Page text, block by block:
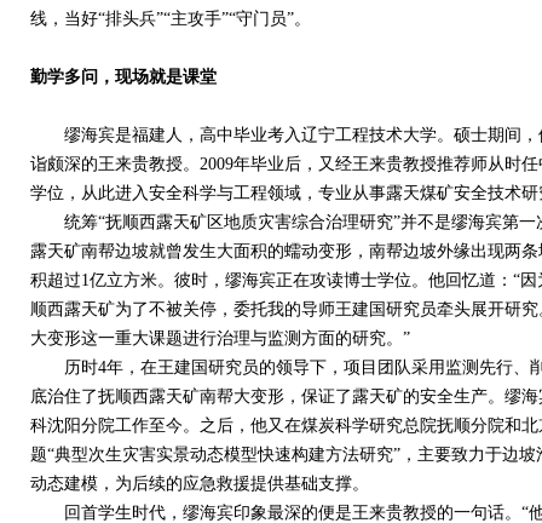
线，当好“排头兵”“主攻手”“守门员”。
勤学多问，现场就是课堂
缪海宾是福建人，高中毕业考入辽宁工程技术大学。硕士期间，
诣颇深的王来贵教授。 2009年毕业后，又经王来贵教授推荐师从时
学位，从此进入安全科学与工程领域，专业从事露天煤矿安全技术研
统筹“抚顺西露天矿区地质灾害综合治理研究”并不是缪海宾第一
露天矿南帮边坡就曾发生大面积的蠕动变形，南帮边坡外缘出现两
积超过1亿立方米。彼时，缪海宾正在攻读博士学位。他回忆道：“
顺西露天矿为了不被关停，委托我的导师王建国研究员牵头展开研
大变形这一重大课题进行治理与监测方面的研究。”
历时4年，在王建国研究员的领导下，项目团队采用监测先行、
底治住了抚顺西露天矿南帮大变形，保证了露天矿的安全生产。缪
科沈阳分院工作至今。之后，他又在煤炭科学研究总院抚顺分院和
题“典型次生灾害实景动态模型快速构建方法研究”，主要致力于边
动态建模，为后续的应急救援提供基础支撑。
回首学生时代，缪海宾印象最深的便是王来贵教授的一句话。“